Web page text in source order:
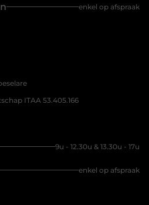
enkel op afspraak
ITAA 53.405.166
9u - 12.30u & 13.30u - 17u
enkel op afspraak